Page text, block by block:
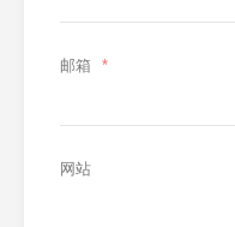
邮箱 *
网站